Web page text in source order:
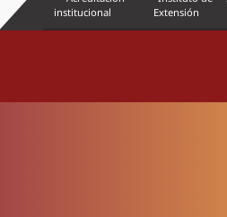
institucional
Extensión